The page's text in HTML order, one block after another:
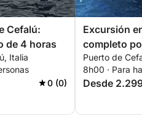
Cefalú:
de 4 horas
Italia
0 (0)
Excursión
completo
con
Puerto de
8h00 · Para
Desde